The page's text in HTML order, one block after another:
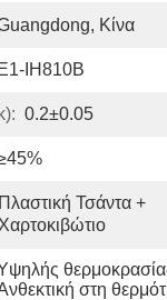
Κίνα
E1-IH810B
0.2±0.05
Πλαστική Τσάντα +
Χαρτοκιβώτιο
στη